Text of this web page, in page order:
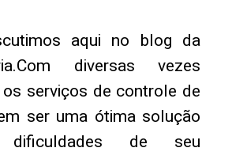
aqui no blog da
diversas vezes
serviços de controle de
ser uma ótima solução
de seu